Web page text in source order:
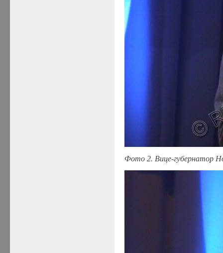
Фото 2. Вице-губернатор